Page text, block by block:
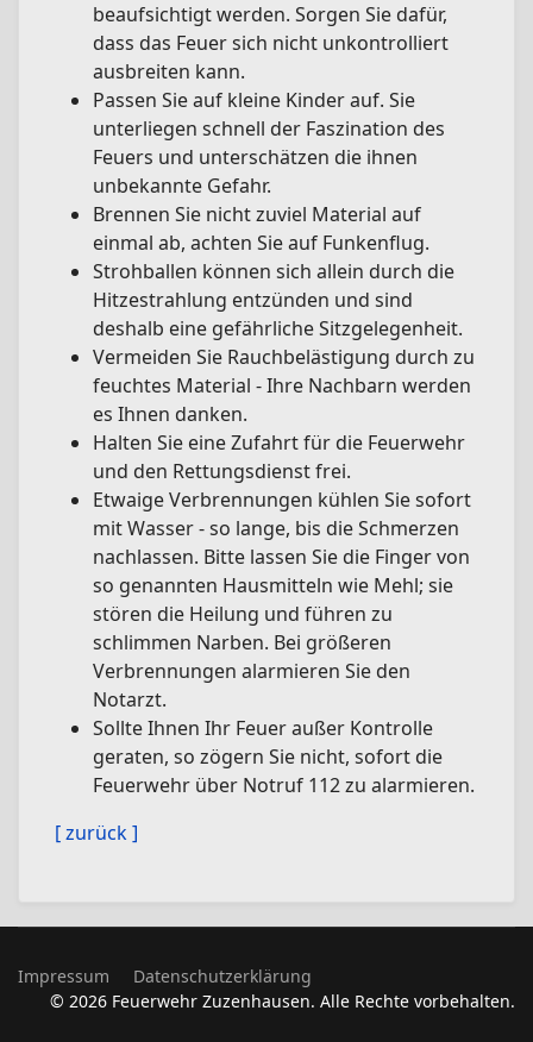
beaufsichtigt werden. Sorgen Sie dafür,
dass das Feuer sich nicht unkontrolliert
ausbreiten kann.
Passen Sie auf kleine Kinder auf. Sie
unterliegen schnell der Faszination des
Feuers und unterschätzen die ihnen
unbekannte Gefahr.
Brennen Sie nicht zuviel Material auf
einmal ab, achten Sie auf Funkenflug.
Strohballen können sich allein durch die
Hitzestrahlung entzünden und sind
deshalb eine gefährliche Sitzgelegenheit.
Vermeiden Sie Rauchbelästigung durch zu
feuchtes Material - Ihre Nachbarn werden
es Ihnen danken.
Halten Sie eine Zufahrt für die Feuerwehr
und den Rettungsdienst frei.
Etwaige Verbrennungen kühlen Sie sofort
mit Wasser - so lange, bis die Schmerzen
nachlassen. Bitte lassen Sie die Finger von
so genannten Hausmitteln wie Mehl; sie
stören die Heilung und führen zu
schlimmen Narben. Bei größeren
Verbrennungen alarmieren Sie den
Notarzt.
Sollte Ihnen Ihr Feuer außer Kontrolle
geraten, so zögern Sie nicht, sofort die
Feuerwehr über Notruf 112 zu alarmieren.
[ zurück ]
Impressum
Datenschutzerklärung
© 2026 Feuerwehr Zuzenhausen. Alle Rechte vorbehalten.